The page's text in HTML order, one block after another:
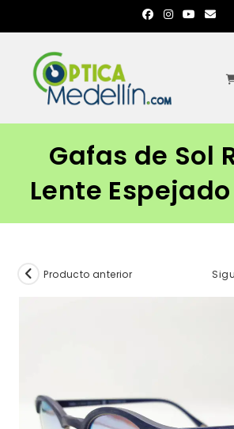
al
contenido
Gafas de Sol
Lente
Producto anterior